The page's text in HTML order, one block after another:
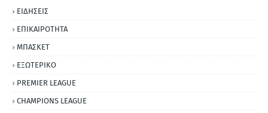
ΕΙΔΗΣΕΙΣ
ΕΠΙΚΑΙΡΟΤΗΤΑ
ΜΠΑΣΚΕΤ
ΕΞΩΤΕΡΙΚΟ
PREMIER LEAGUE
CHAMPIONS LEAGUE